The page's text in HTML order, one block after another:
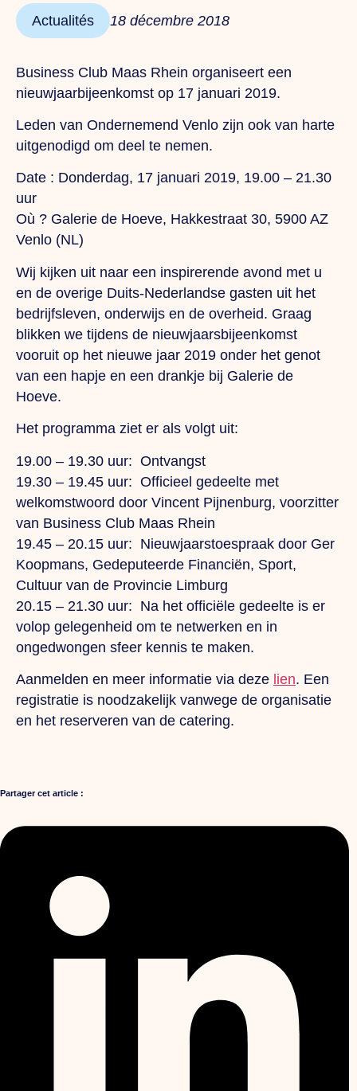
Actualités 18 décembre 2018
Business Club Maas Rhein organiseert een
nieuwjaarbijeenkomst op 17 januari 2019.
Leden van Ondernemend Venlo zijn ook van harte
uitgenodigd om deel te nemen.
Date : Donderdag, 17 januari 2019, 19.00 – 21.30
uur
Où ? Galerie de Hoeve, Hakkestraat 30, 5900 AZ
Venlo (NL)
Wij kijken uit naar een inspirerende avond met u
en de overige Duits-Nederlandse gasten uit het
bedrijfsleven, onderwijs en de overheid. Graag
blikken we tijdens de nieuwjaarsbijeenkomst
vooruit op het nieuwe jaar 2019 onder het genot
van een hapje en een drankje bij Galerie de
Hoeve.
Het programma ziet er als volgt uit:
19.00 – 19.30 uur: Ontvangst
19.30 – 19.45 uur: Officieel gedeelte met
welkomstwoord door Vincent Pijnenburg, voorzitter
van Business Club Maas Rhein
19.45 – 20.15 uur: Nieuwjaarstoespraak door Ger
Koopmans, Gedeputeerde Financiën, Sport,
Cultuur van de Provincie Limburg
20.15 – 21.30 uur: Na het officiële gedeelte is er
volop gelegenheid om te netwerken en in
ongedwongen sfeer kennis te maken.
Aanmelden en meer informatie via deze lien. Een
registratie is noodzakelijk vanwege de organisatie
en het reserveren van de catering.
Partager cet article :